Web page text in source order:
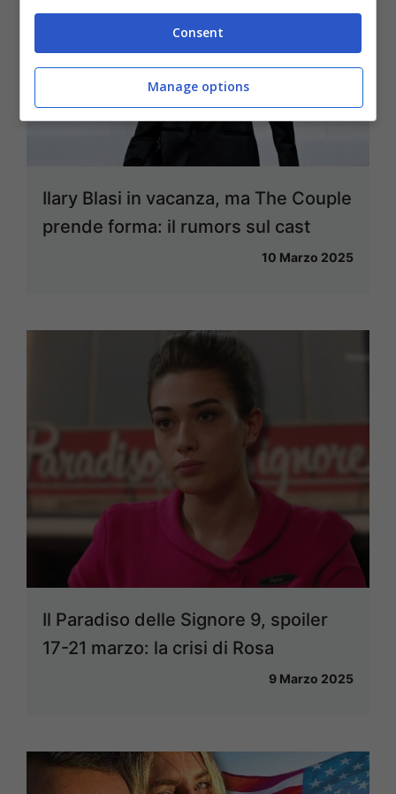
Ilary Blasi in vacanza, ma The Couple
prende forma: il rumors sul cast
10 Marzo 2025
Il Paradiso delle Signore 9, spoiler
17-21 marzo: la crisi di Rosa
9 Marzo 2025
Consent
Manage options